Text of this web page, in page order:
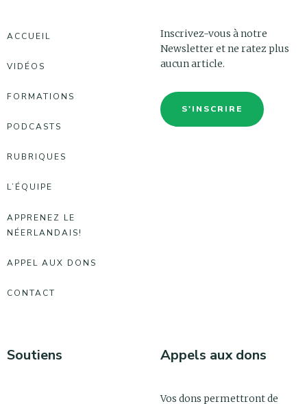
ACCUEIL
VIDÉOS
FORMATIONS
PODCASTS
RUBRIQUES
L’ÉQUIPE
APPRENEZ LE
NÉERLANDAIS!
APPEL AUX DONS
CONTACT
Inscrivez-vous à notre
Newsletter et ne ratez plus
aucun article.
S'INSCRIRE
Soutiens Appels aux dons
Vos dons permettront de